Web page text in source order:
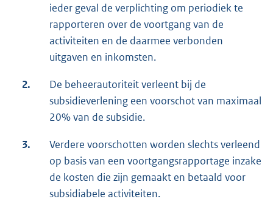
ieder geval de verplichting om periodiek te
rapporteren over de voortgang van de
activiteiten en de daarmee verbonden
uitgaven en inkomsten.
2.
De beheerautoriteit verleent bij de
subsidieverlening een voorschot van maximaal
20% van de subsidie.
3.
Verdere voorschotten worden slechts verleend
op basis van een voortgangsrapportage inzake
de kosten die zijn gemaakt en betaald voor
subsidiabele activiteiten.